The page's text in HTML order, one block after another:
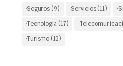
·Seguros(9) ·Servicios(11)
·Tecnología(17)
·Turismo(12)